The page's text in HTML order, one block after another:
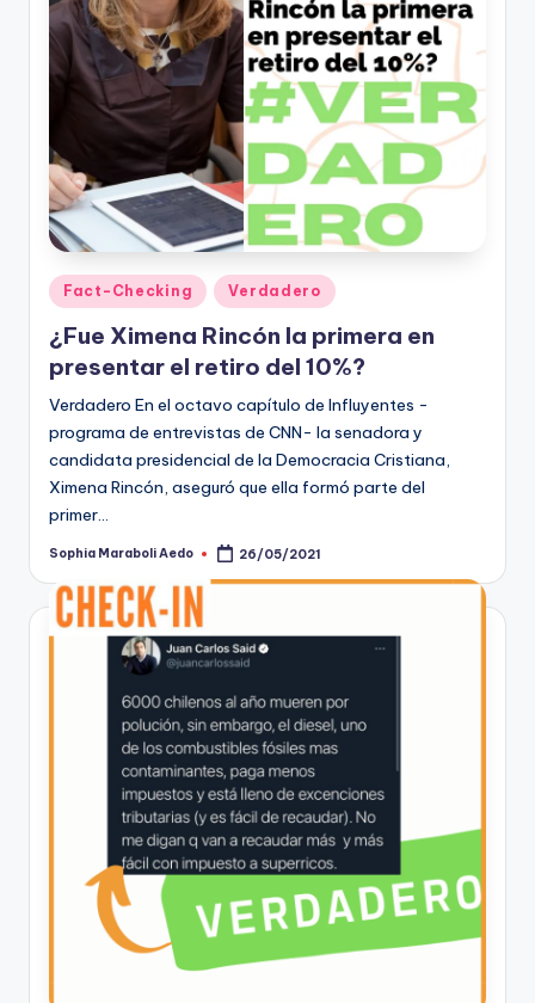
Publicado
en
Fact-Checking Verdadero
¿Fue Ximena Rincón la primera en
presentar el retiro del 10%?
Verdadero En el octavo capítulo de Influyentes -
programa de entrevistas de CNN- la senadora y
candidata presidencial de la Democracia Cristiana,
Ximena Rincón, aseguró que ella formó parte del
primer…
Publicado
Sophia Maraboli Aedo 26/05/2021